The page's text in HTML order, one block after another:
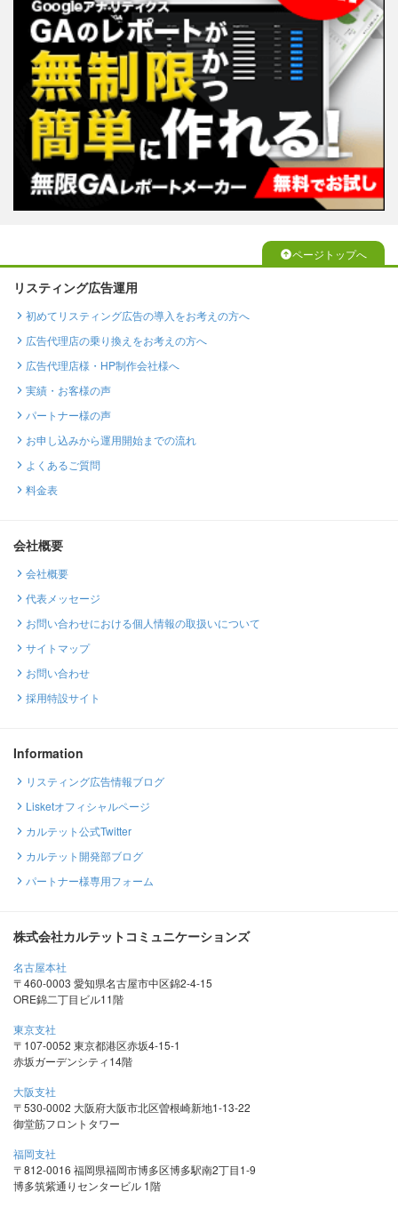
ページトップへ
リスティング広告運用
初めてリスティング広告の導入をお考えの方へ
広告代理店の乗り換えをお考えの方へ
広告代理店様・HP制作会社様へ
実績・お客様の声
パートナー様の声
お申し込みから運用開始までの流れ
よくあるご質問
料金表
会社概要
会社概要
代表メッセージ
お問い合わせにおける個人情報の取扱いについて
サイトマップ
お問い合わせ
採用特設サイト
Information
リスティング広告情報ブログ
Lisketオフィシャルページ
カルテット公式Twitter
カルテット開発部ブログ
パートナー様専用フォーム
株式会社カルテットコミュニケーションズ
名古屋本社
〒460-0003 愛知県名古屋市中区錦2-4-15
ORE錦二丁目ビル11階
東京支社
〒107-0052 東京都港区赤坂4-15-1
赤坂ガーデンシティ14階
大阪支社
〒530-0002 大阪府大阪市北区曽根崎新地1-13-22
御堂筋フロントタワー
福岡支社
〒812-0016 福岡県福岡市博多区博多駅南2丁目1-9
博多筑紫通りセンタービル 1階